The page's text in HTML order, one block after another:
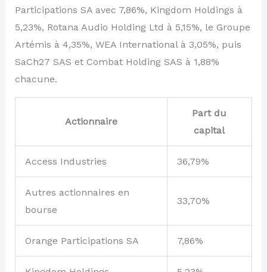
Participations SA avec 7,86%, Kingdom Holdings à
5,23%, Rotana Audio Holding Ltd à 5,15%, le Groupe
Artémis à 4,35%, WEA International à 3,05%, puis
SaCh27 SAS et Combat Holding SAS à 1,88%
chacune.
Actionnaire
Part du
capital
Access Industries 36,79%
Autres actionnaires en
bourse
33,70%
Orange Participations SA 7,86%